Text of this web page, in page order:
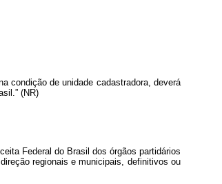
condição de unidade cadastradora, deverá
(NR)
Federal do Brasil dos órgãos partidários
regionais e municipais, definitivos ou